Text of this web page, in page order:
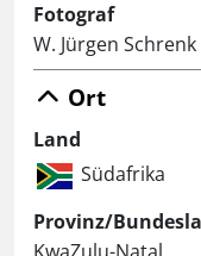
Fotograf
W. Jürgen Schrenk
Ort
Land
Südafrika
Provinz/